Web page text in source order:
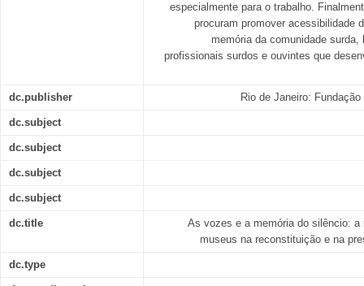
especialmente para o trabalho.
procuram promover acessibilidade
memória da comunidade
profissionais surdos e ouvintes que
dc.publisher Rio de Janeiro:
dc.subject
dc.subject
dc.subject
dc.subject
dc.title
As vozes e a memória do silêncio: a
museus na reconstituição e na
dc.type